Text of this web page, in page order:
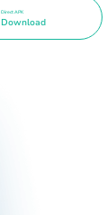
Direct APK
Download